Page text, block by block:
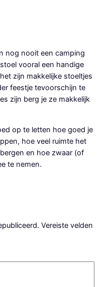
nog nooit een camping
vooral een handige
zijn makkelijke stoeltjes
feestje tevoorschijn te
zijn berg je ze makkelijk
op te letten hoe goed je
hoe veel ruimte het
en hoe zwaar (of
te nemen.
Vereiste velden